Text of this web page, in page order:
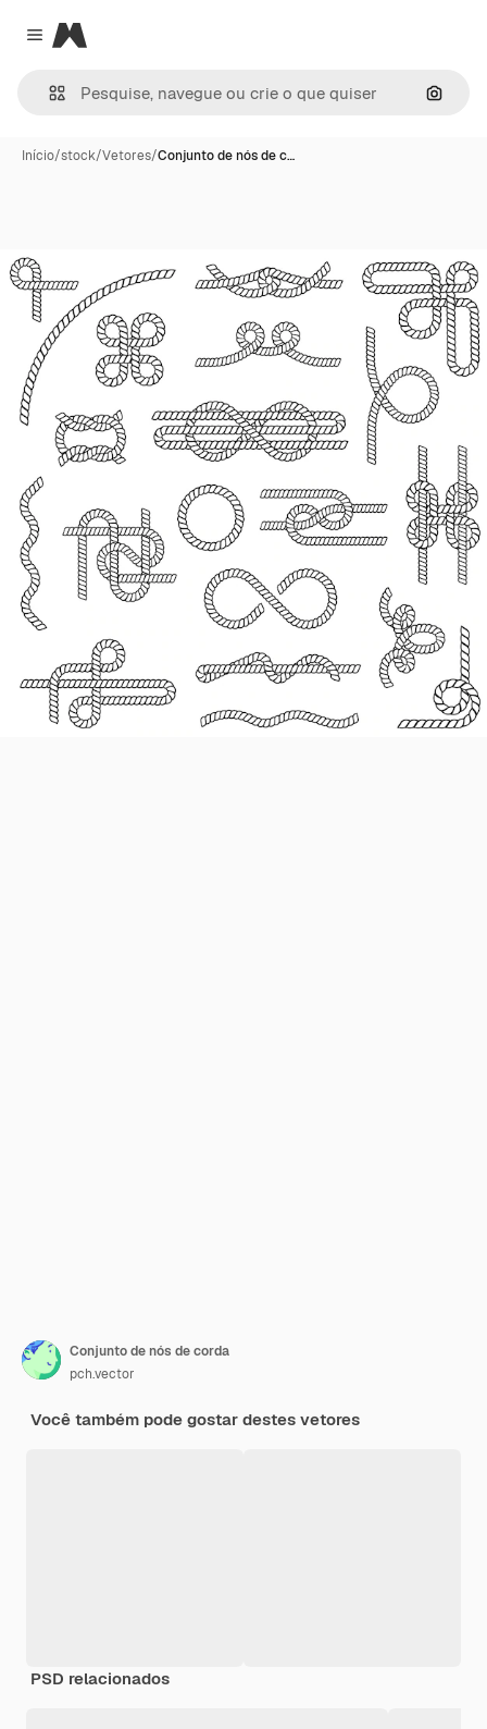
Close menu
Magnific
Início/stock/Vetores/Conjunto de nós de c…
Conjunto de nós de corda
pch.vector
Você também pode gostar destes vetores
PSD relacionados